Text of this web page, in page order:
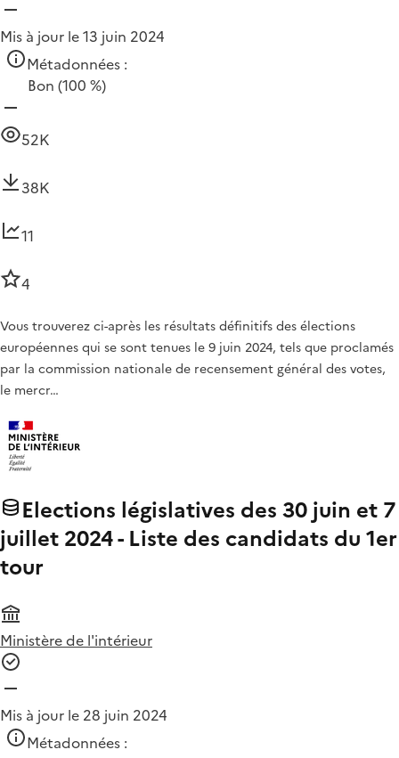
Mis à jour le 13 juin 2024
Métadonnées :
Bon (100 %)
52K
38K
11
4
Vous trouverez ci-après les résultats définitifs des élections
européennes qui se sont tenues le 9 juin 2024, tels que proclamés
par la commission nationale de recensement général des votes,
le mercr…
Elections législatives des 30 juin et 7
juillet 2024 - Liste des candidats du 1er
tour
Ministère de l'intérieur
Mis à jour le 28 juin 2024
Métadonnées :